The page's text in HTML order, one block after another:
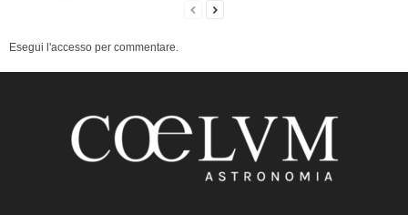
Esegui l'accesso per commentare.